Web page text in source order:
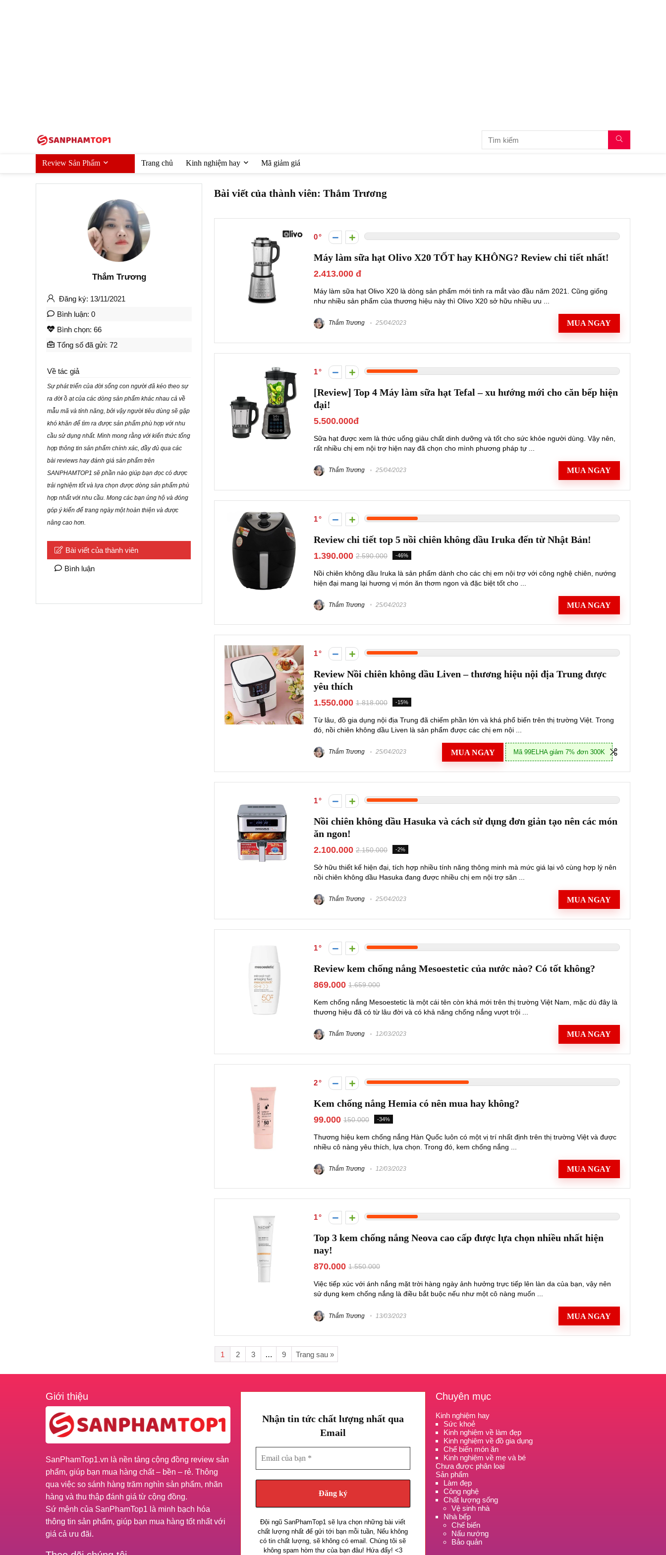
Review Sản Phẩm Trang chủ Kinh nghiệm hay Mã giảm giá
Thắm Trương
Đăng ký: 13/11/2021
Bình luận: 0
Bình chọn: 66
Tổng số đã gửi: 72
Về tác giả
Sự phát triển của đời sống con người đã kéo theo sự
ra đời ồ ạt của các dòng sản phẩm khác nhau cả về
mẫu mã và tính năng, bởi vậy người tiêu dùng sẽ gặp
khó khăn để tìm ra được sản phẩm phù hợp với nhu
cầu sử dụng nhất. Mình mong rằng với kiến thức tổng
hợp thông tin sản phẩm chính xác, đầy đủ qua các
bài reviews hay đánh giá sản phẩm trên
SANPHAMTOP1 sẽ phần nào giúp bạn đọc có được
trải nghiệm tốt và lựa chọn được dòng sản phẩm phù
hợp nhất với nhu cầu. Mong các bạn ủng hộ và đóng
góp ý kiến để trang ngày một hoàn thiện và được
nâng cao hơn.
Bài viết của thành viên
Bình luận
Bài viết của thành viên: Thắm Trương
0
Máy làm sữa hạt Olivo X20 TỐT hay KHÔNG? Review chi tiết nhất!
2.413.000 đ
Máy làm sữa hạt Olivo X20 là dòng sản phẩm mới tinh ra mắt vào đầu năm 2021. Cũng giống
như nhiều sản phẩm của thương hiệu này thì Olivo X20 sở hữu nhiều ưu ...
Thắm Trương 25/04/2023 MUA NGAY
1
[Review] Top 4 Máy làm sữa hạt Tefal – xu hướng mới cho căn bếp hiện
đại!
5.500.000đ
Sữa hạt được xem là thức uống giàu chất dinh dưỡng và tốt cho sức khỏe người dùng. Vậy nên,
rất nhiều chị em nội trợ hiện nay đã chọn cho mình phương pháp tự ...
Thắm Trương 25/04/2023 MUA NGAY
1
Review chi tiết top 5 nồi chiên không dầu Iruka đến từ Nhật Bản!
1.390.000 2.590.000 -46%
Nồi chiên không dầu Iruka là sản phẩm dành cho các chị em nội trợ với công nghệ chiên, nướng
hiện đại mang lại hương vị món ăn thơm ngon và đặc biệt tốt cho ...
Thắm Trương 25/04/2023 MUA NGAY
1
Review Nồi chiên không dầu Liven – thương hiệu nội địa Trung được
yêu thích
1.550.000 1.818.000 -15%
Từ lâu, đồ gia dụng nội địa Trung đã chiếm phần lớn và khá phổ biến trên thị trường Việt. Trong
đó, nồi chiên không dầu Liven là sản phẩm được các chị em nội ...
Thắm Trương 25/04/2023 MUA NGAY Mã 99ELHA giảm 7% đơn 300K
1
Nồi chiên không dầu Hasuka và cách sử dụng đơn giản tạo nên các món
ăn ngon!
2.100.000 2.150.000 -2%
Sở hữu thiết kế hiện đại, tích hợp nhiều tính năng thông minh mà mức giá lại vô cùng hợp lý nên
nồi chiên không dầu Hasuka đang được nhiều chị em nội trợ săn ...
Thắm Trương 25/04/2023 MUA NGAY
1
Review kem chống nắng Mesoestetic của nước nào? Có tốt không?
869.000 1.659.000
Kem chống nắng Mesoestetic là một cái tên còn khá mới trên thị trường Việt Nam, mặc dù đây là
thương hiệu đã có từ lâu đời và có khả năng chống nắng vượt trội ...
Thắm Trương 12/03/2023 MUA NGAY
2
Kem chống nắng Hemia có nên mua hay không?
99.000 150.000 -34%
Thương hiệu kem chống nắng Hàn Quốc luôn có một vị trí nhất định trên thị trường Việt và được
nhiều cô nàng yêu thích, lựa chọn. Trong đó, kem chống nắng ...
Thắm Trương 12/03/2023 MUA NGAY
1
Top 3 kem chống nắng Neova cao cấp được lựa chọn nhiều nhất hiện
nay!
870.000 1.550.000
Việc tiếp xúc với ánh nắng mặt trời hàng ngày ảnh hưởng trực tiếp lên làn da của bạn, vậy nên
sử dụng kem chống nắng là điều bắt buộc nếu như một cô nàng muốn ...
Thắm Trương 13/03/2023 MUA NGAY
1 2 3 … 9 Trang sau »
Giới thiệu
SanPhamTop1.vn là nền tảng cộng đồng review sản
phẩm, giúp bạn mua hàng chất – bền – rẻ. Thông
qua việc so sánh hàng trăm nghìn sản phẩm, nhãn
hàng và thu thập đánh giá từ cộng đồng.
Sứ mệnh của SanPhamTop1 là minh bạch hóa
thông tin sản phẩm, giúp bạn mua hàng tốt nhất với
giá cả ưu đãi.
Nhận tin tức chất lượng nhất qua
Email
của
bạn
*
Đội ngũ SanPhamTop1 sẽ lựa chọn những bài viết
chất lượng nhất để gửi tới bạn mỗi tuần, Nếu không
có tin chất lượng, sẽ không có email. Chúng tôi sẽ
không spam hòm thư của bạn đâu! Hứa đấy! <3
Chuyên mục
Kinh nghiệm hay
Sức khoẻ
Kinh nghiệm về làm đẹp
Kinh nghiệm về đồ gia dụng
Chế biến món ăn
Kinh nghiệm về mẹ và bé
Chưa được phân loại
Sản phẩm
Làm đẹp
Công nghệ
Chất lượng sống
Vệ sinh nhà
Nhà bếp
Chế biến
Nấu nướng
Bảo quản